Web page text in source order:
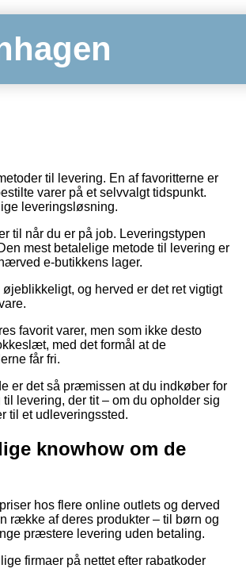
til levering. En af favoritterne er
varer på et selvvalgt tidspunkt.
leveringsløsning.
til når du er på job. Leveringstypen
mest betalelige metode til levering er
e-butikkens lager.
og herved er det ret vigtigt
favorit varer, men som ikke desto
med det formål at de
får fri.
er det så præmissen at du indkøber for
levering, der tit – om du opholder sig
til et udleveringssted.
knowhow om de
hos flere online outlets og derved
række af deres produkter – til børn og
præstere levering uden betaling.
firmaer på nettet efter rabatkoder